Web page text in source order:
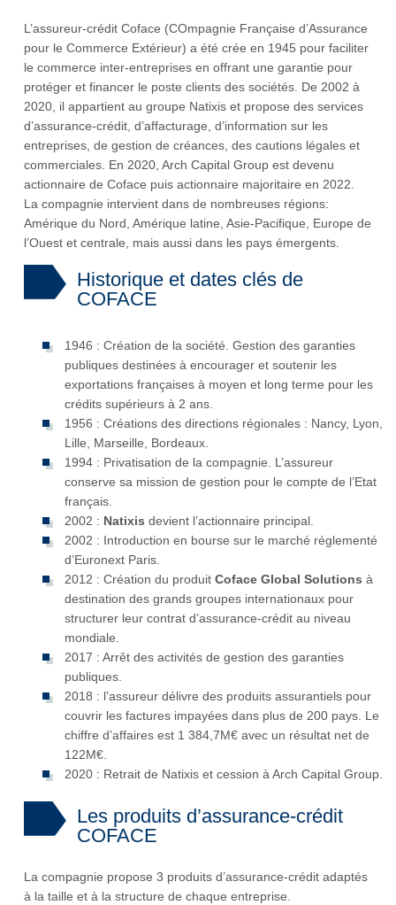
L’assureur-crédit Coface (COmpagnie Française d’Assurance
pour le Commerce Extérieur) a été crée en 1945 pour faciliter
le commerce inter-entreprises en offrant une garantie pour
protéger et financer le poste clients des sociétés. De 2002 à
2020, il appartient au groupe Natixis et propose des services
d’assurance-crédit, d’affacturage, d’information sur les
entreprises, de gestion de créances, des cautions légales et
commerciales. En 2020, Arch Capital Group est devenu
actionnaire de Coface puis actionnaire majoritaire en 2022.
La compagnie intervient dans de nombreuses régions:
Amérique du Nord, Amérique latine, Asie-Pacifique, Europe de
l’Ouest et centrale, mais aussi dans les pays émergents.
Historique et dates clés de
COFACE
1946 : Création de la société. Gestion des garanties
publiques destinées à encourager et soutenir les
exportations françaises à moyen et long terme pour les
crédits supérieurs à 2 ans.
1956 : Créations des directions régionales : Nancy, Lyon,
Lille, Marseille, Bordeaux.
1994 : Privatisation de la compagnie. L’assureur
conserve sa mission de gestion pour le compte de l’Etat
français.
2002 : Natixis devient l’actionnaire principal.
2002 : Introduction en bourse sur le marché réglementé
d’Euronext Paris.
2012 : Création du produit Coface Global Solutions à
destination des grands groupes internationaux pour
structurer leur contrat d’assurance-crédit au niveau
mondiale.
2017 : Arrêt des activités de gestion des garanties
publiques.
2018 : l’assureur délivre des produits assurantiels pour
couvrir les factures impayées dans plus de 200 pays. Le
chiffre d’affaires est 1 384,7M€ avec un résultat net de
122M€.
2020 : Retrait de Natixis et cession à Arch Capital Group.
Les produits d’assurance-crédit
COFACE
La compagnie propose 3 produits d’assurance-crédit adaptés
à la taille et à la structure de chaque entreprise.